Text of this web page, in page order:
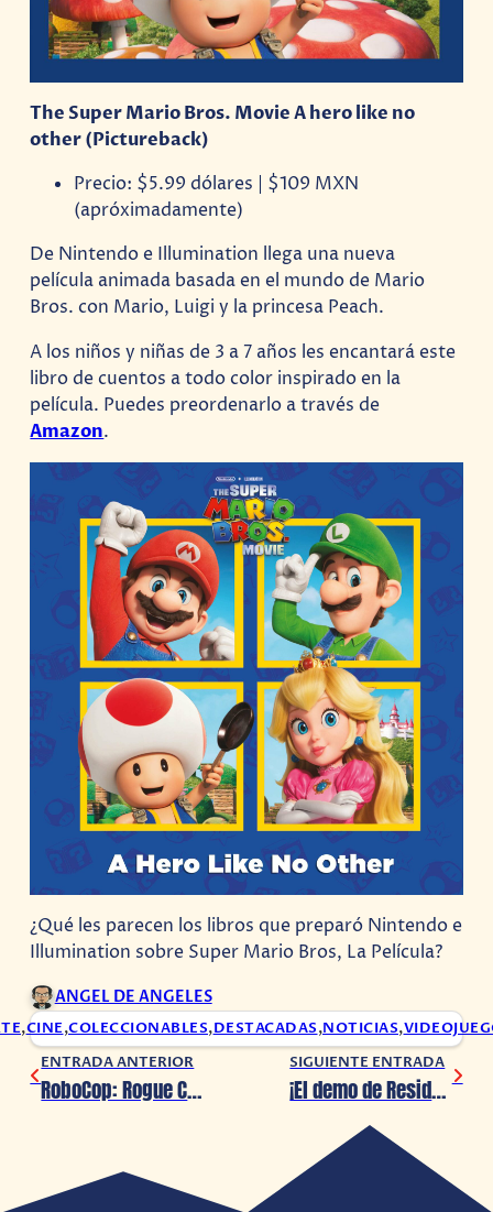
The Super Mario Bros. Movie A hero like no
other (Pictureback)
Precio: $5.99 dólares | $109 MXN
(apróximadamente)
De Nintendo e Illumination llega una nueva
película animada basada en el mundo de Mario
Bros. con Mario, Luigi y la princesa Peach.
A los niños y niñas de 3 a 7 años les encantará este
libro de cuentos a todo color inspirado en la
película. Puedes preordenarlo a través de
Amazon.
¿Qué les parecen los libros que preparó Nintendo e
Illumination sobre Super Mario Bros, La Película?
ANGEL DE ANGELES
,CINE,COLECCIONABLES,DESTACADAS,NOTICIAS,
ENTRADA ANTERIOR
RoboCop: Rogue City estrena tráiler con gameplay
SIGUIENTE ENTRADA
¡El demo de Resident Evil 4 Remake será lanzado hoy!